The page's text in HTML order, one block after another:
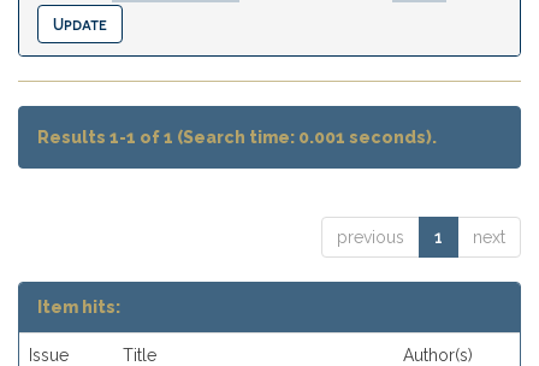
Results 1-1 of 1 (Search time: 0.001 seconds).
previous 1 next
Item hits:
Issue
Title Author(s)